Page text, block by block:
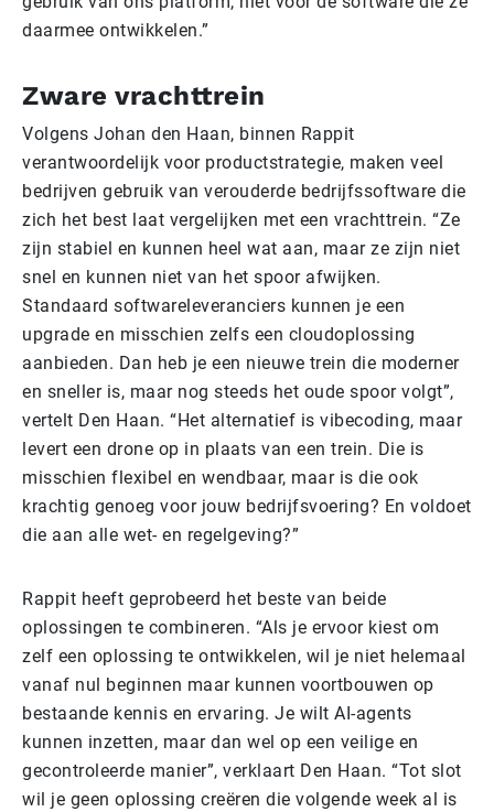
daarmee ontwikkelen.”
Zware vrachttrein
Volgens Johan den Haan, binnen Rappit
verantwoordelijk voor productstrategie, maken veel
bedrijven gebruik van verouderde bedrijfssoftware die
zich het best laat vergelijken met een vrachttrein. “Ze
zijn stabiel en kunnen heel wat aan, maar ze zijn niet
snel en kunnen niet van het spoor afwijken.
Standaard softwareleveranciers kunnen je een
upgrade en misschien zelfs een cloudoplossing
aanbieden. Dan heb je een nieuwe trein die moderner
en sneller is, maar nog steeds het oude spoor volgt”,
vertelt Den Haan. “Het alternatief is vibecoding, maar
levert een drone op in plaats van een trein. Die is
misschien flexibel en wendbaar, maar is die ook
krachtig genoeg voor jouw bedrijfsvoering? En voldoet
die aan alle wet- en regelgeving?”
Rappit heeft geprobeerd het beste van beide
oplossingen te combineren. “Als je ervoor kiest om
zelf een oplossing te ontwikkelen, wil je niet helemaal
vanaf nul beginnen maar kunnen voortbouwen op
bestaande kennis en ervaring. Je wilt AI-agents
kunnen inzetten, maar dan wel op een veilige en
gecontroleerde manier”, verklaart Den Haan. “Tot slot
wil je geen oplossing creëren die volgende week al is